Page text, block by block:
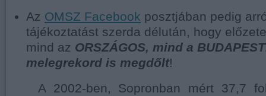
Az OMSZ Facebook posztjában pedig
tájékoztatást szerda délután, hogy
mind az ORSZÁGOS, mind a
melegrekord is megdőlt!
A 2002-ben, Sopronban mért 37,7